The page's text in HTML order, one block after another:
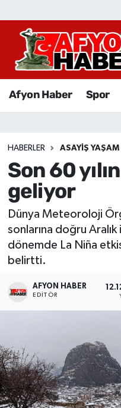
Afyon Haber Spor
HABERLER ASAYIŞ YAŞAM
Son 60
geliyor
Dünya Meteoroloji
sonlarına doğru
dönemde La Niña
belirtti.
AFYON HABER
EDITÖR
Afyon Haber
Sağlık
Eğitim
Sivil Toplum
Ekonomi
Magazin